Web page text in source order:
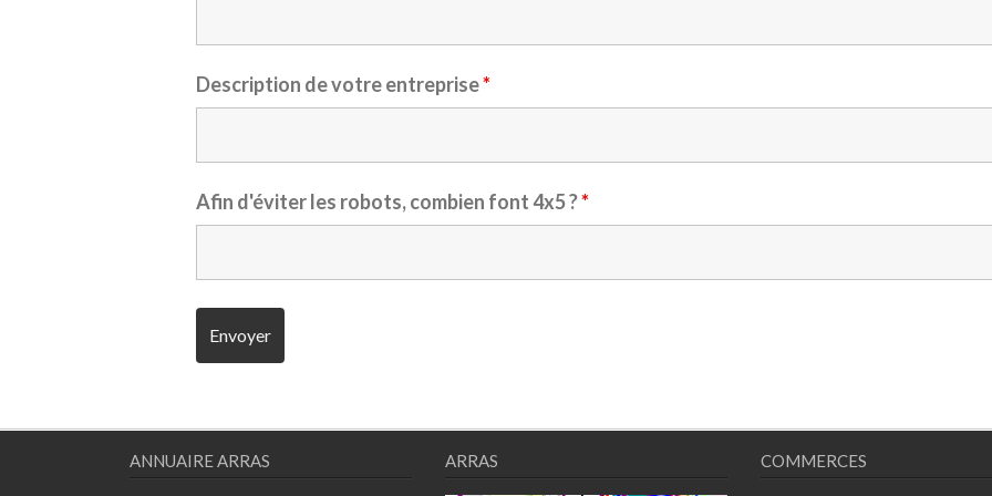
Description de votre entreprise*
Afin d'éviter les robots, combien font 4x5 ?*
ANNUAIRE ARRAS ARRAS COMMERCES